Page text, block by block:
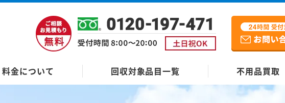
料金について 回収対象品目一覧 不用品買取